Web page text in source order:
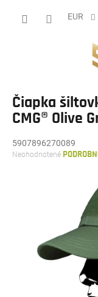
EUR
Čiapka
CMG® Olive
5907896270089
Priemerné
Neohodnotené